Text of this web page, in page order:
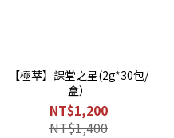
【極萃】課堂之星(2g*30包/
盒）
NT$1,200
NT$1,400